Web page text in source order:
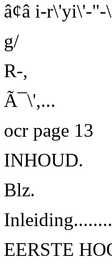
â¢â i-r\'yi\'-"-
g/
R-,
Ã¯\',...
ocr page 13
INHOUD.
Blz.
I
EERSTE